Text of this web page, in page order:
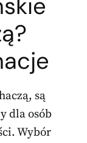
są
dla osób
Wybór